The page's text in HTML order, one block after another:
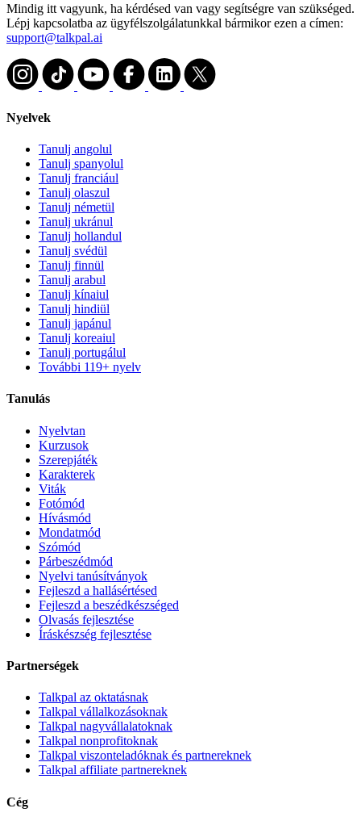
Mindig itt vagyunk, ha kérdésed van vagy segítségre van szükséged.
Lépj kapcsolatba az ügyfélszolgálatunkkal bármikor ezen a címen:
support@talkpal.ai
Nyelvek
Tanulj angolul
Tanulj spanyolul
Tanulj franciául
Tanulj olaszul
Tanulj németül
Tanulj ukránul
Tanulj hollandul
Tanulj svédül
Tanulj finnül
Tanulj arabul
Tanulj kínaiul
Tanulj hindiül
Tanulj japánul
Tanulj koreaiul
Tanulj portugálul
További 119+ nyelv
Tanulás
Nyelvtan
Kurzusok
Szerepjáték
Karakterek
Viták
Fotómód
Hívásmód
Mondatmód
Szómód
Párbeszédmód
Nyelvi tanúsítványok
Fejleszd a hallásértésed
Fejleszd a beszédkészséged
Olvasás fejlesztése
Íráskészség fejlesztése
Partnerségek
Talkpal az oktatásnak
Talkpal vállalkozásoknak
Talkpal nagyvállalatoknak
Talkpal nonprofitoknak
Talkpal viszonteladóknak és partnereknek
Talkpal affiliate partnereknek
Cég